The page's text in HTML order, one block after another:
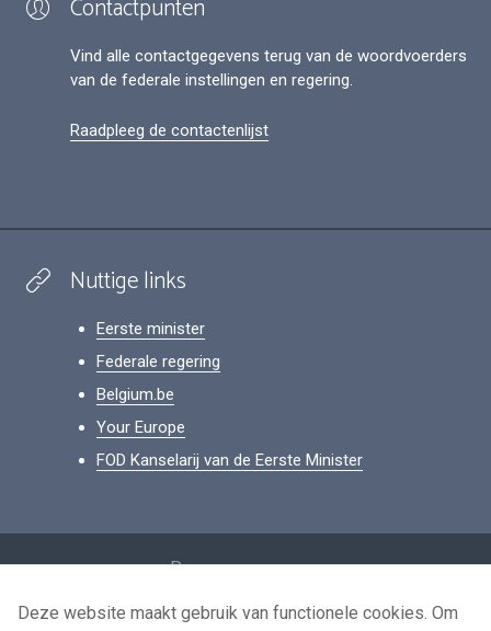
Contactpunten
Vind alle contactgegevens terug van de woordvoerders
van de federale instellingen en regering.
Raadpleeg de contactenlijst
Nuttige links
Eerste minister
Federale regering
Belgium.be
Your Europe
FOD Kanselarij van de Eerste Minister
Persoonsgegevens
Voorwaarden voor het hergebruik
Deze website maakt gebruik van functionele cookies. Om